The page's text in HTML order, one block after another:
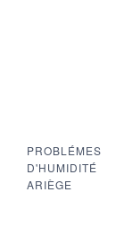
PROBLÉMES
D'HUMIDITÉ
ARIÈGE